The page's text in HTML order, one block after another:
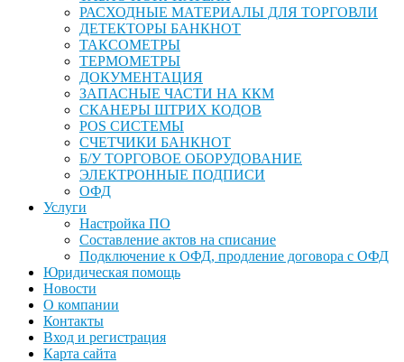
РАСХОДНЫЕ МАТЕРИАЛЫ ДЛЯ ТОРГОВЛИ
ДЕТЕКТОРЫ БАНКНОТ
ТАКСОМЕТРЫ
ТЕРМОМЕТРЫ
ДОКУМЕНТАЦИЯ
ЗАПАСНЫЕ ЧАСТИ НА ККМ
СКАНЕРЫ ШТРИХ КОДОВ
POS СИСТЕМЫ
СЧЕТЧИКИ БАНКНОТ
Б/У ТОРГОВОЕ ОБОРУДОВАНИЕ
ЭЛЕКТРОННЫЕ ПОДПИСИ
ОФД
Услуги
Настройка ПО
Составление актов на списание
Подключение к ОФД, продление договора с ОФД
Юридическая помощь
Новости
О компании
Контакты
Вход и регистрация
Карта сайта